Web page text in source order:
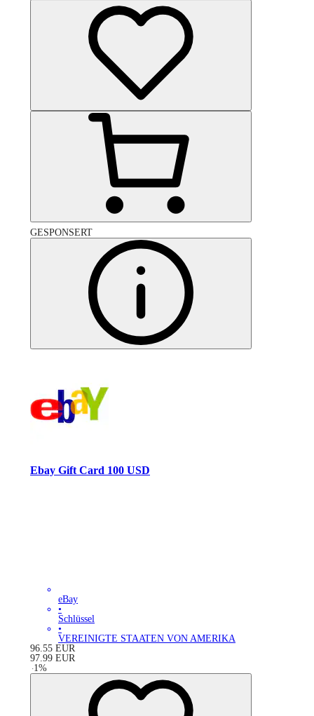
GESPONSERT
Ebay Gift Card 100 USD
eBay
•
Schlüssel
•
VEREINIGTE STAATEN VON AMERIKA
96.55 EUR
97.99 EUR
-1%